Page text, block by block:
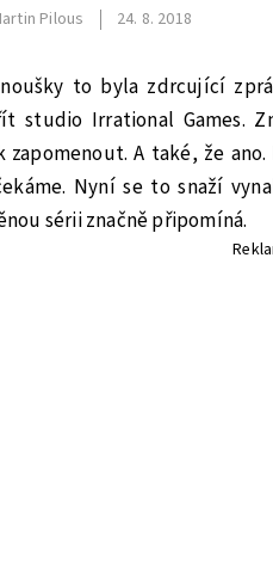
Pilous 24. 8. 2018
to byla zdrcující
studio Irrational Games.
zapomenout. A také, že
Nyní se to snaží
sérii značně připomíná.